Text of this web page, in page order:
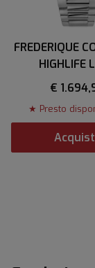
FREDERIQUE
HIGHLIFE
€
★ Presto